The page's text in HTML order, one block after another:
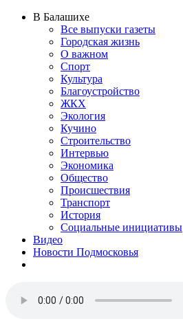
В Балашихе
Все выпуски газеты
Городская жизнь
О важном
Спорт
Культура
Благоустройство
ЖКХ
Экология
Кучино
Строительство
Интервью
Экономика
Общество
Происшествия
Транспорт
История
Социальные инициативы
Видео
Новости Подмосковья